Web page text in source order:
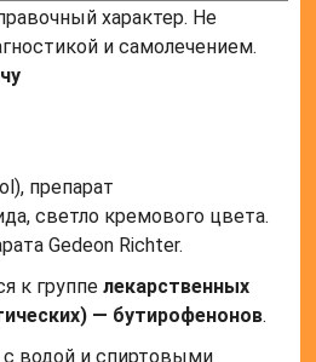
характер. Не
и самолечением.
препарат
светло кремового цвета.
Gedeon Richter.
к группелекарственных
— бутирофенонов.
водой и спиртовыми